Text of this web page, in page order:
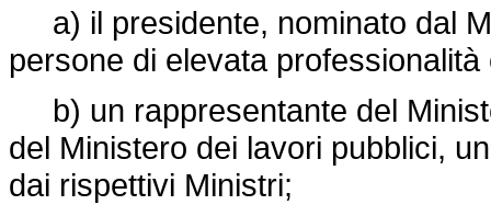
a) il presidente, nominato dal
persone di elevata
b) un rappresentante del
del Ministero dei lavori pubblici,
dai rispettivi Ministri;